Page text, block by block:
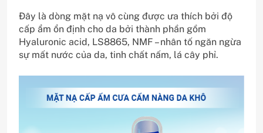
Đây là dòng mặt nạ vô cùng được ưa thích bởi độ
cấp ẩm ổn định cho da bởi thành phần gồm
Hyaluronic acid, LS8865, NMF – nhân tố ngăn ngừa
sự mất nước của da, tinh chất nấm, lá cây phỉ.